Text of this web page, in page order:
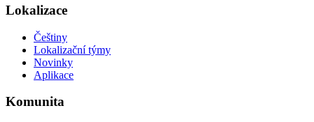
Lokalizace
Češtiny
Lokalizační týmy
Novinky
Aplikace
Komunita